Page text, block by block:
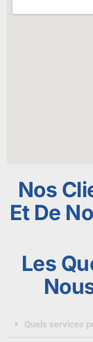
Nos
Et De
Les
Quels services